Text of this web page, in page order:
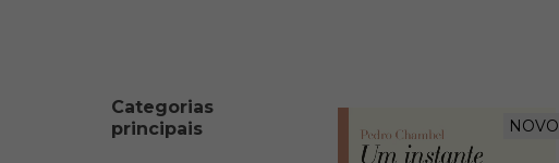
Categorias
principais
NOVO